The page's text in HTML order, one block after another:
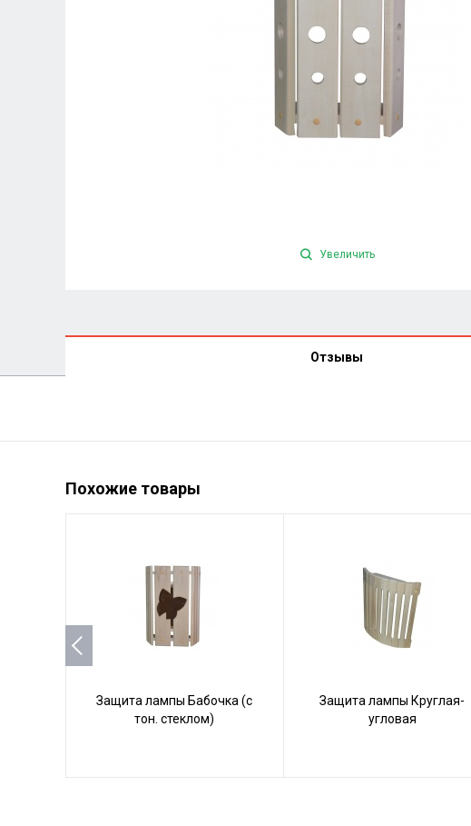
Увеличить
Отзывы
Похожие товары
Защита лампы Бабочка (с
тон. стеклом)
Защита лампы Круглая-
угловая